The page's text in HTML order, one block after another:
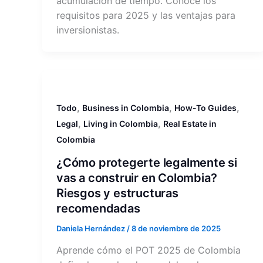
requisitos para 2025 y las ventajas para
inversionistas.
Todo, Business in Colombia, How-To Guides,
Legal, Living in Colombia, Real Estate in
Colombia
¿Cómo protegerte legalmente si
vas a construir en Colombia?
Riesgos y estructuras
recomendadas
Daniela Hernández /8 de noviembre de 2025
Aprende cómo el POT 2025 de Colombia